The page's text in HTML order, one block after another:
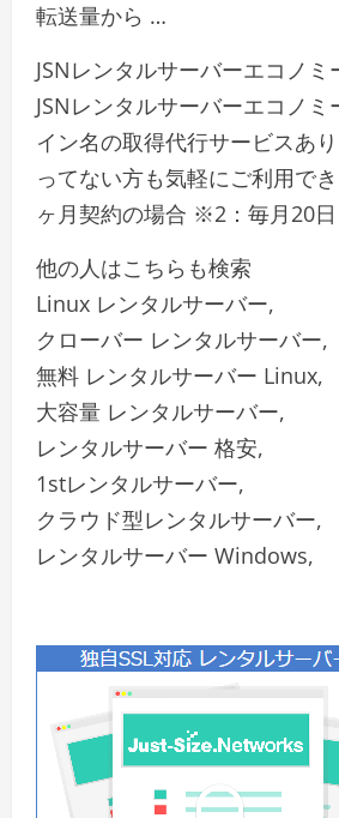
転送量から …
JSNレンタルサーバーエコノミ
JSNレンタルサーバーエコノ
イン名の取得代行サービスあ
ってない方も気軽にご利用で
ヶ月契約の場合 ※2：毎月20
他の人はこちらも検索
Linux レンタルサーバー,
クローバー レンタルサーバー,
無料 レンタルサーバー Linux,
大容量 レンタルサーバー,
レンタルサーバー 格安,
1stレンタルサーバー,
クラウド型レンタルサーバー,
レンタルサーバー Windows,